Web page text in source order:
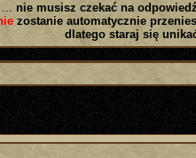
... nie musisz czekać na
zostanie automatycznie
dlatego staraj się